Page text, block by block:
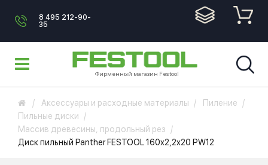
8 495 212-90-
35
Фирменный магазин Festool
Аксессуары и расходные материалы
Пиление
Пильные диски
Массив древесины, продольный рез
Диск пильный Panther FESTOOL 160x2,2x20 PW12